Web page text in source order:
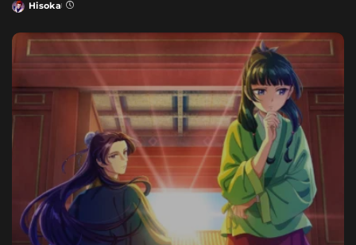
Posted
Hisoka